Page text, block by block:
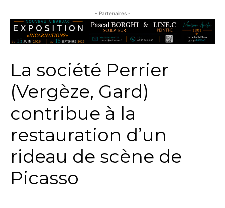
- Partenaires -
La société Perrier
(Vergèze, Gard)
contribue à la
restauration d’un
rideau de scène de
Picasso